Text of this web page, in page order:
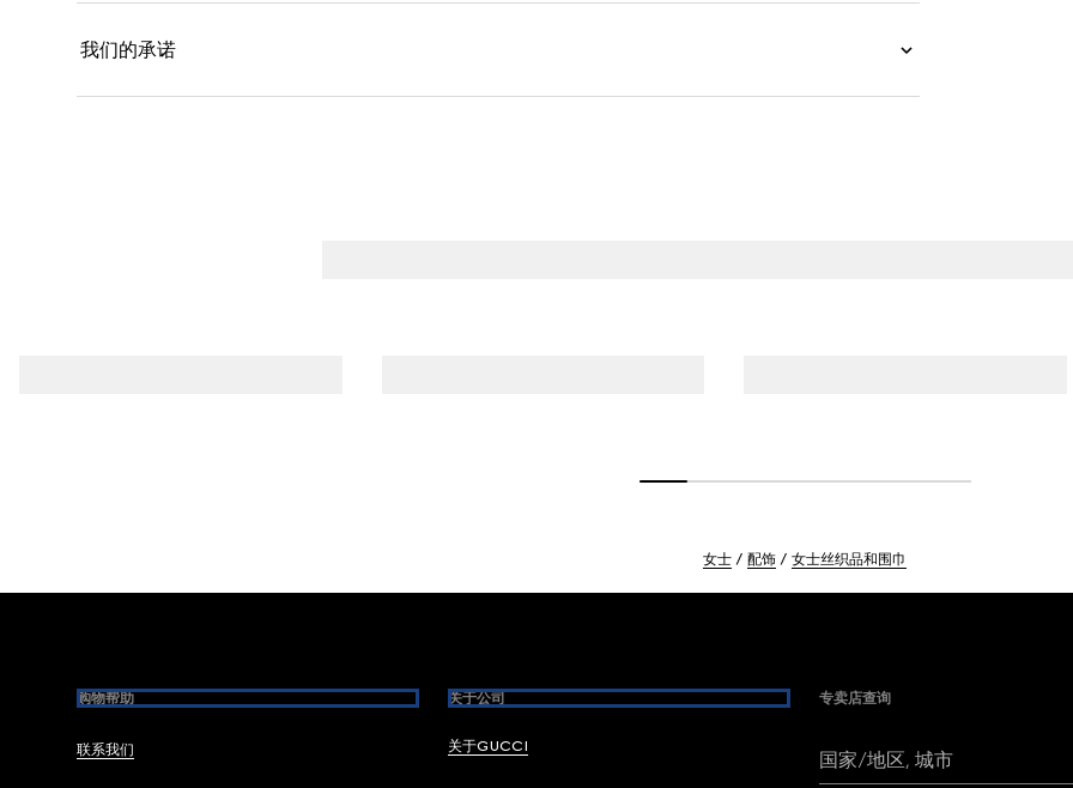
我们的承诺
女士 配饰 女士丝织品和围巾
购物帮助
联系我们
关于公司
关于GUCCI
专卖店查询
国家/地区, 城市